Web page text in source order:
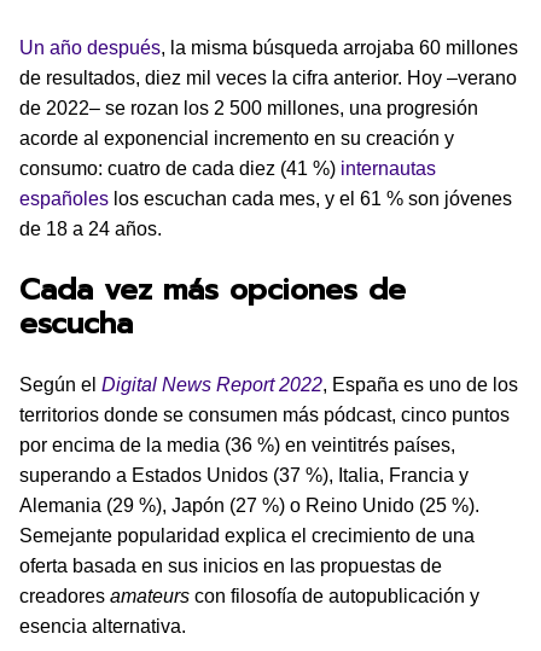
Un año después, la misma búsqueda arrojaba 60 millones
de resultados, diez mil veces la cifra anterior. Hoy –verano
de 2022– se rozan los 2 500 millones, una progresión
acorde al exponencial incremento en su creación y
consumo: cuatro de cada diez (41 %) internautas
españoles los escuchan cada mes, y el 61 % son jóvenes
de 18 a 24 años.
Cada vez más opciones de
escucha
Según el Digital News Report 2022, España es uno de los
territorios donde se consumen más pódcast, cinco puntos
por encima de la media (36 %) en veintitrés países,
superando a Estados Unidos (37 %), Italia, Francia y
Alemania (29 %), Japón (27 %) o Reino Unido (25 %).
Semejante popularidad explica el crecimiento de una
oferta basada en sus inicios en las propuestas de
creadores amateurs con filosofía de autopublicación y
esencia alternativa.